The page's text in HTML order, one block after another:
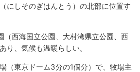
にしそのぎはんとう）の北部に位置す
（西海国立公園、大村湾県立公園、西
り、気候も温暖らしい。
（東京ドーム3分の1個分）で、牧場主